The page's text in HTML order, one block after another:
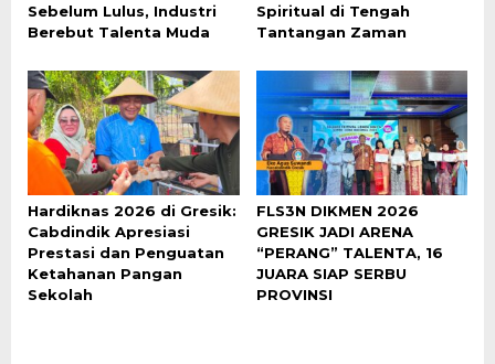
Sebelum Lulus, Industri
Berebut Talenta Muda
Spiritual di Tengah
Tantangan Zaman
Hardiknas 2026 di Gresik:
Cabdindik Apresiasi
Prestasi dan Penguatan
Ketahanan Pangan
Sekolah
FLS3N DIKMEN 2026
GRESIK JADI ARENA
“PERANG” TALENTA, 16
JUARA SIAP SERBU
PROVINSI